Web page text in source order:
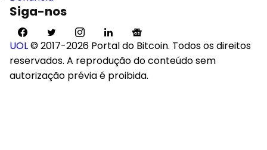
Siga-nos
UOL© 2017-2026 Portal do Bitcoin. Todos os direitos
reservados. A reprodução do conteúdo sem
autorização prévia é proibida.